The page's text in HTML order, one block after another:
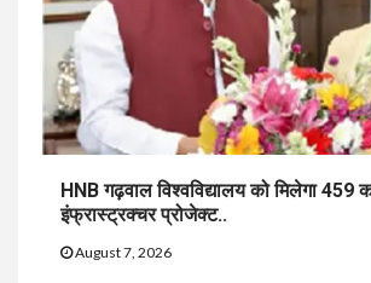
HNB गढ़वाल विश्वविद्यालय को मिलेगा 459
इंफ्रास्ट्रक्चर प्रोजेक्ट..
August 7, 2026